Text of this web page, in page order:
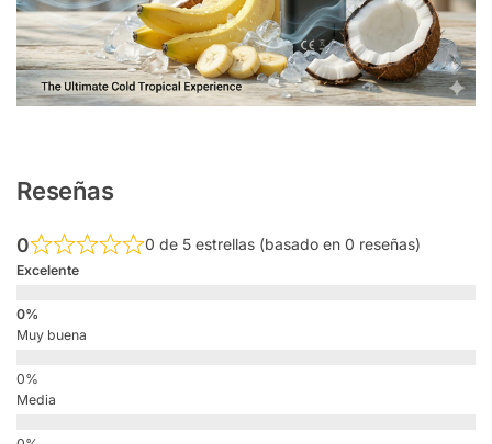
Reseñas
0 0 de 5 estrellas (basado en 0 reseñas)
Excelente
Muy buena
Media